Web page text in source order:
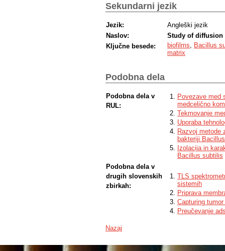
Sekundarni jezik
Jezik:
Angleški jezik
Naslov:
Study of
Ključne besede:
biofilms
Bacillus
matrix
Podobna dela
Podobna dela v
RUL:
Povezave med
medcelično
Tekmovanje
Uporaba
Razvoj metode
bakteriji
Izolacija in
Bacillus subtilis
Podobna dela v
drugih slovenskih
zbirkah:
TLS
sistemih
Priprava
Capturing
Preučevanje
Nazaj